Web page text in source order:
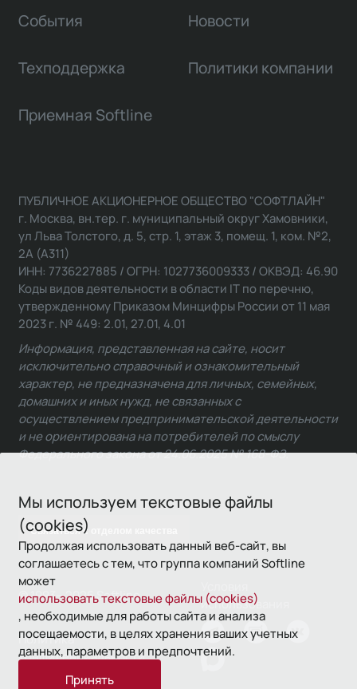
Мы используем текстовые файлы
(cookies)
Продолжая использовать данный веб-сайт, вы
соглашаетесь с тем, что группа компаний Softline
может
использовать текстовые файлы (cookies)
, необходимые для работы сайта и анализа
посещаемости, в целях хранения ваших учетных
данных, параметров и предпочтений.
Принять
События Новости
Техподдержка Политики компании
Приемная Softline
Связаться с отделом качества
ПУБЛИЧНОЕ АКЦИОНЕРНОЕ ОБЩЕСТВО "СОФТЛАЙН"
г. Москва, вн.тер. г. муниципальный округ Хамовники,
ул Льва Толстого, д. 5, стр. 1, этаж 3, помещ. 1, ком. №2,
2А (А311)
ИНН: 7736227885 / ОГРН: 1027736009333 / ОКВЭД: 46.90
Коды видов деятельности в области IT по перечню,
утвержденному Приказом Минцифры России от 11 мая
2023 г. № 449: 2.01, 27.01, 4.01
Информация, представленная на сайте, носит
исключительно справочный и ознакомительный
характер, не предназначена для личных, семейных,
домашних и иных нужд, не связанных с
осуществлением предпринимательской деятельности
и не ориентирована на потребителей по смыслу
Федерального закона от 24.06.2025 № 168-ФЗ.
© 1993—2026 Softline
использования
Политика
конфиденциальности